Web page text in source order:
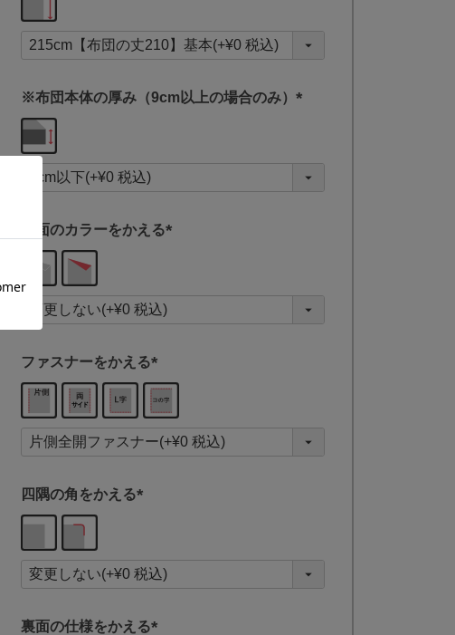
須
)
※布団本体の厚み（9cm以上の場合のみ）
須
裏面のカラーをかえる
須
)
ファスナーをかえる
(
必
須
四隅の角をかえる
須
)
裏面の仕様をかえる